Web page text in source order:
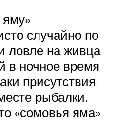
случайно по
ловле на живца
в ночное время
присутствия
рыбалки.
«сомовья яма»